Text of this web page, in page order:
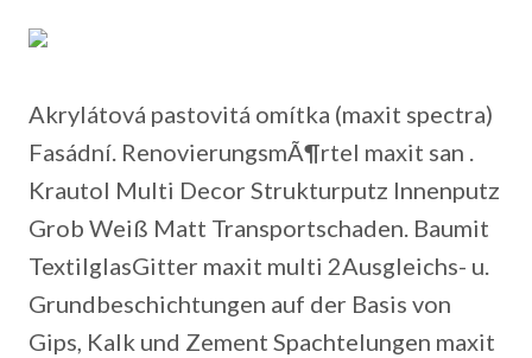
Akrylátová pastovitá omítka (maxit spectra)
Fasádní. RenovierungsmÃ¶rtel maxit san .
Krautol Multi Decor Strukturputz Innenputz
Grob Weiß Matt Transportschaden. Baumit
TextilglasGitter maxit multi 2Ausgleichs- u.
Grundbeschichtungen auf der Basis von
Gips, Kalk und Zement Spachtelungen maxit